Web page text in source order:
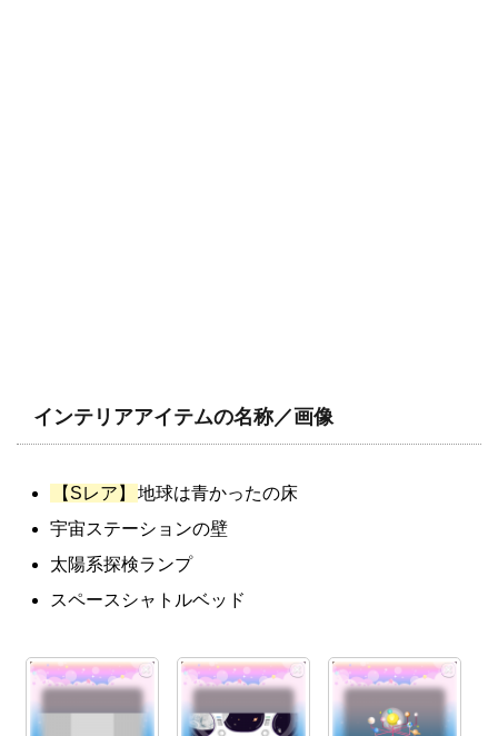
インテリアアイテムの名称／画像
【Sレア】
地球は青かったの床
宇宙ステーションの壁
太陽系探検ランプ
スペースシャトルベッド